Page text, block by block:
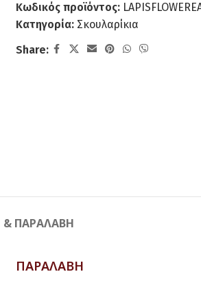
Κωδικός προϊόντος:
Κατηγορία: Σκουλαρίκια
Share:
ΠΑΡΑΛΑΒΉ
ΠΑΡΑΛΑΒΗ